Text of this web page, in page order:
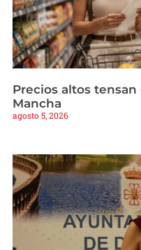
Precios altos
Mancha
agosto 5, 2026